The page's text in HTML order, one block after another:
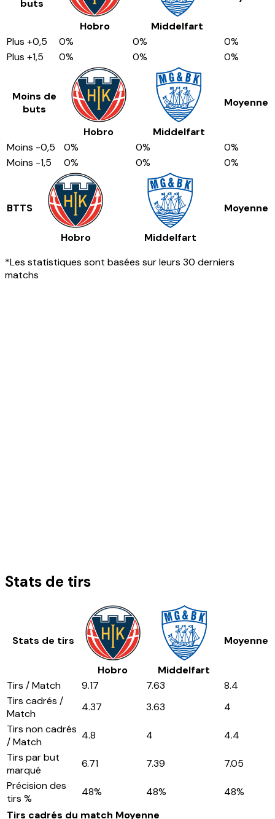
buts
Hobro
Middelfart
Plus +0,5 0% 0% 0%
Plus +1,5 0% 0% 0%
Moins de
buts
Hobro
Middelfart
Moyenne
Moins -0,5 0% 0% 0%
Moins -1,5 0% 0% 0%
BTTS
Hobro Middelfart
Moyenne
*Les statistiques sont basées sur leurs 30 derniers
matchs
Stats de tirs
Stats de tirs
Hobro Middelfart
Moyenne
Tirs / Match 9.17 7.63
8.4
Tirs cadrés /
Match
4.37 3.63
4
Tirs non cadrés
/ Match
4.8 4
4.4
Tirs par but
marqué
6.71 7.39
7.05
Précision des
tirs %
48% 48% 48%
Tirs cadrés du match Moyenne